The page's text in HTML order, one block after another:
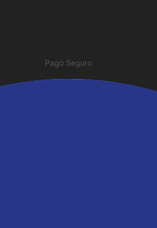
Pago Seguro